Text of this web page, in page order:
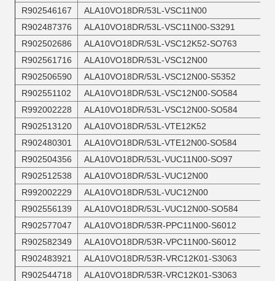
R902546167
ALA10VO18DR/53L-VSC11N00
R902487376
ALA10VO18DR/53L-VSC11N00-S3291
R902502686
ALA10VO18DR/53L-VSC12K52-SO763
R902561716
ALA10VO18DR/53L-VSC12N00
R902506590
ALA10VO18DR/53L-VSC12N00-S5352
R902551102
ALA10VO18DR/53L-VSC12N00-SO584
R992002228
ALA10VO18DR/53L-VSC12N00-SO584
R902513120
ALA10VO18DR/53L-VTE12K52
R902480301
ALA10VO18DR/53L-VTE12N00-SO584
R902504356
ALA10VO18DR/53L-VUC11N00-SO97
R902512538
ALA10VO18DR/53L-VUC12N00
R992002229
ALA10VO18DR/53L-VUC12N00
R902556139
ALA10VO18DR/53L-VUC12N00-SO584
R902577047
ALA10VO18DR/53R-PPC11N00-S6012
R902582349
ALA10VO18DR/53R-VPC11N00-S6012
R902483921
ALA10VO18DR/53R-VRC12K01-S3063
R902544718
ALA10VO18DR/53R-VRC12K01-S3063